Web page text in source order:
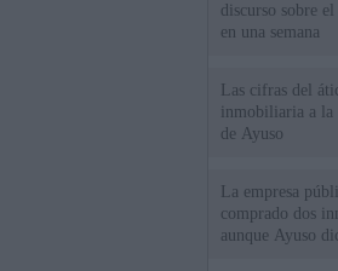
discurso sobre
en una semana
Las cifras del
inmobiliaria a la
de Ayuso
La empresa
comprado dos
aunque Ayuso